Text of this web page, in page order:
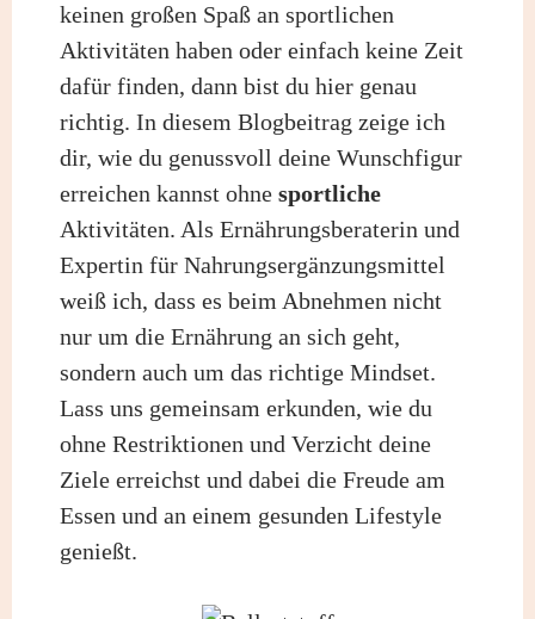
keinen großen Spaß an sportlichen
Aktivitäten haben oder einfach keine Zeit
dafür finden, dann bist du hier genau
richtig. In diesem Blogbeitrag zeige ich
dir, wie du genussvoll deine Wunschfigur
erreichen kannst ohne sportliche
Aktivitäten. Als Ernährungsberaterin und
Expertin für Nahrungsergänzungsmittel
weiß ich, dass es beim Abnehmen nicht
nur um die Ernährung an sich geht,
sondern auch um das richtige Mindset.
Lass uns gemeinsam erkunden, wie du
ohne Restriktionen und Verzicht deine
Ziele erreichst und dabei die Freude am
Essen und an einem gesunden Lifestyle
genießt.